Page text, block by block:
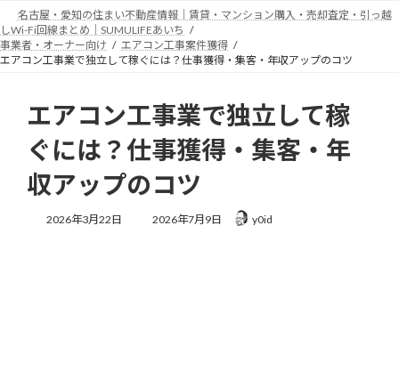
ン
テ
ン
ビ
ゲ
ー
名古屋・愛知の住まい不動産情報｜賃貸・マンション購入・売却査定・引っ越
しWi-Fi回線まとめ｜SUMULIFEあいち
事業者・オーナー向け
エアコン工事案件獲得
エアコン工事業で独立して稼ぐには？仕事獲得・集客・年収アップのコツ
エアコン工事業で独立して稼
ぐには？仕事獲得・集客・年
収アップのコツ
2026年3月22日
最
2026年7月9日 y0id